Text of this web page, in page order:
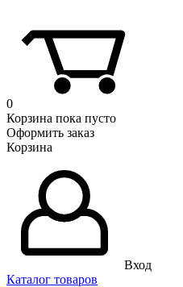
0
Корзина пока пусто
Оформить заказ
Корзина
Вход
Каталог товаров